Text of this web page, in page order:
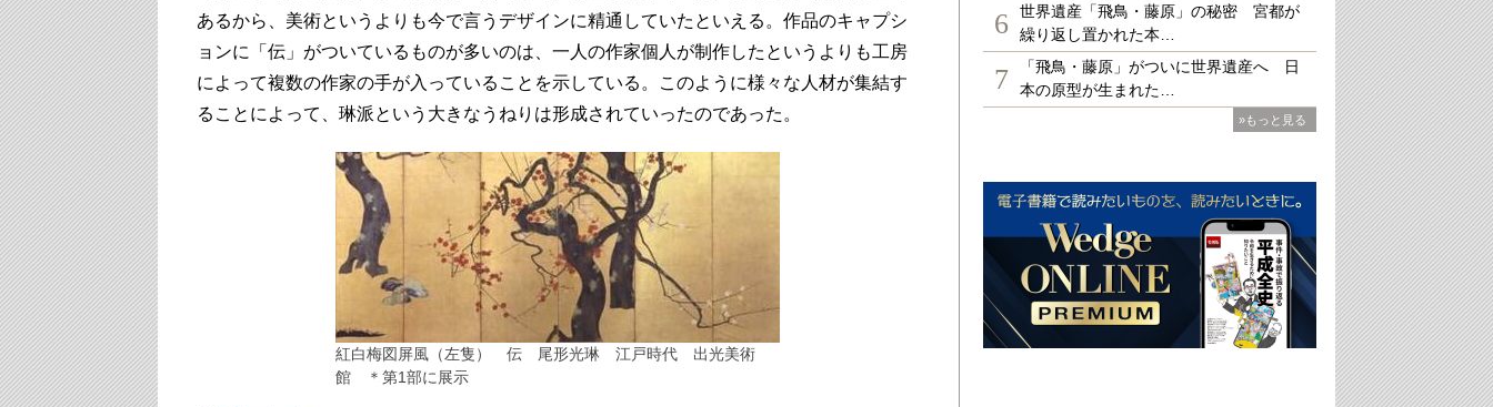
あるから、美術というよりも今で言うデザインに精通していたといえる。作品のキャプシ
ョンに「伝」がついているものが多いのは、一人の作家個人が制作したというよりも工房
によって複数の作家の手が入っていることを示している。このように様々な人材が集結す
ることによって、琳派という大きなうねりは形成されていったのであった。
紅白梅図屏風（左隻） 伝 尾形光琳 江戸時代 出光美術
館 ＊第1部に展示
6
世界遺産「飛鳥・藤原」の秘密 宮都が
繰り返し置かれた本…
7
「飛鳥・藤原」がついに世界遺産へ 日
本の原型が生まれた…
»もっと見る